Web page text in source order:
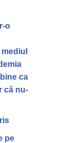
o
ca
că nu-
pe